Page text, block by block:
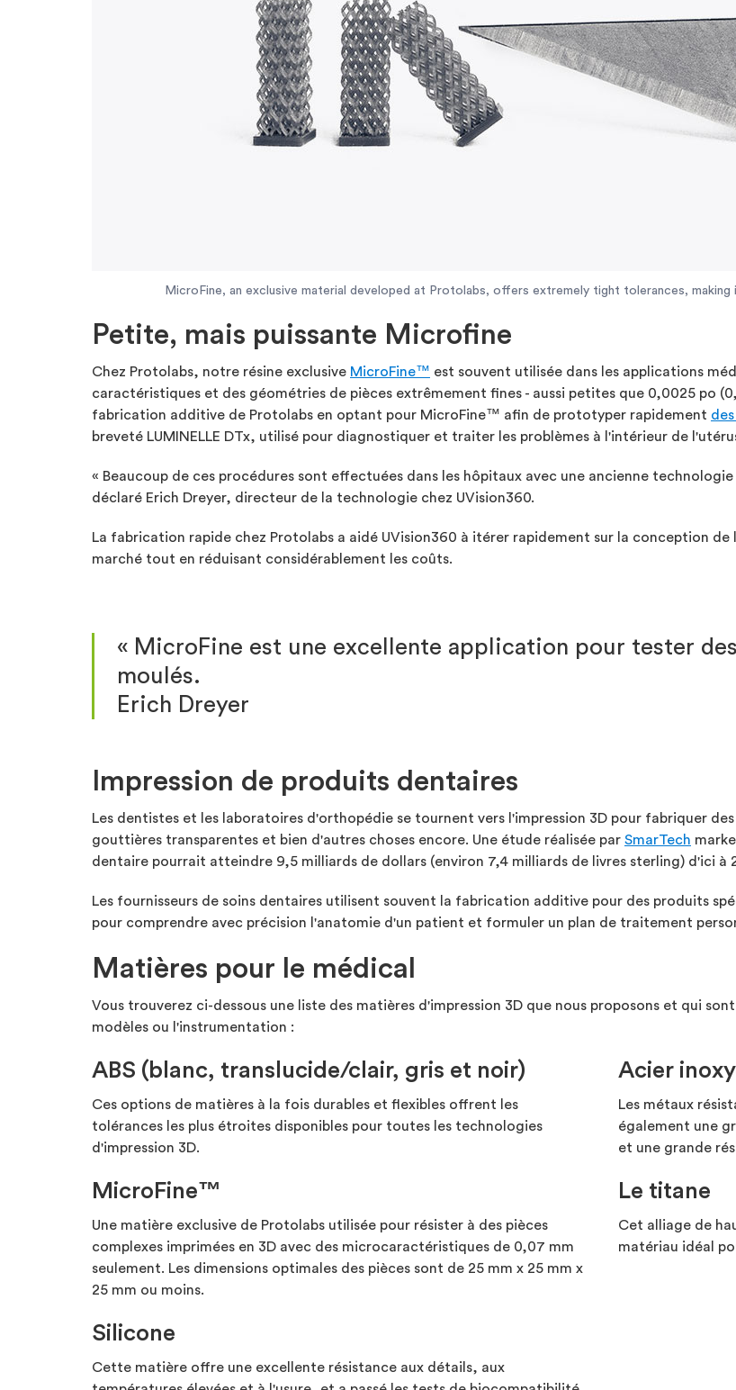
MicroFine, an exclusive material developed at Protolabs, offers extremely tight tolerances,
Petite, mais puissante Microfine
Chez Protolabs, notre résine exclusive MicroFine™ est souvent utilisée dans les applications
caractéristiques et des géométries de pièces extrêmement fines - aussi petites que 0,0025 po
fabrication additive de Protolabs en optant pour MicroFine™ afin de prototyper rapidement
breveté LUMINELLE DTx, utilisé pour diagnostiquer et traiter les problèmes à l'intérieur de
« Beaucoup de ces procédures sont effectuées dans les hôpitaux avec une ancienne
déclaré Erich Dreyer, directeur de la technologie chez UVision360.
La fabrication rapide chez Protolabs a aidé UVision360 à itérer rapidement sur la conception
marché tout en réduisant considérablement les coûts.
« MicroFine est une excellente application pour tester
moulés.
Erich Dreyer
Impression de produits dentaires
Les dentistes et les laboratoires d'orthopédie se tournent vers l'impression 3D pour fabriquer
gouttières transparentes et bien d'autres choses encore. Une étude réalisée par SmarTech
dentaire pourrait atteindre 9,5 milliards de dollars (environ 7,4 milliards de livres sterling) d'ici à
Les fournisseurs de soins dentaires utilisent souvent la fabrication additive pour des produits
pour comprendre avec précision l'anatomie d'un patient et formuler un plan de traitement
Matières pour le médical
Vous trouverez ci-dessous une liste des matières d'impression 3D que nous proposons et qui
modèles ou l'instrumentation :
ABS (blanc, translucide/clair, gris et noir)
Ces options de matières à la fois durables et flexibles offrent les
tolérances les plus étroites disponibles pour toutes les technologies
d'impression 3D.
MicroFine™
Une matière exclusive de Protolabs utilisée pour résister à des pièces
complexes imprimées en 3D avec des microcaractéristiques de 0,07 mm
seulement. Les dimensions optimales des pièces sont de 25 mm x 25 mm x
25 mm ou moins.
Silicone
Cette matière offre une excellente résistance aux détails, aux
Acier
Les métaux
également une
et une grande
Le titane
Cet alliage de
matériau idéal